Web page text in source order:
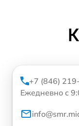
+7 (846)
Ежедневно с